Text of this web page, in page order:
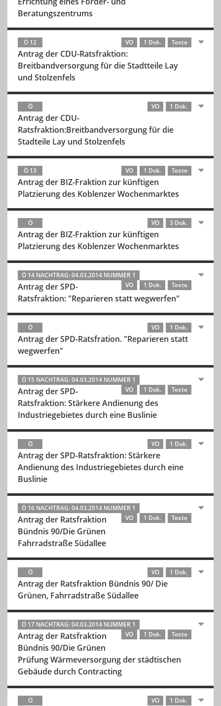
Beratungszentrums
Ö 12 VO 1 Dok. Texte
Antrag der CDU-Ratsfraktion:
Breitbandversorgung für die Stadtteile Lay
und Stolzenfels
Ö VO 1 Dok.
Antrag der CDU-
Ratsfraktion:Breitbandversorgung für die
Stadteile Lay und Stolzenfels
Ö 13 VO 1 Dok. Texte
Antrag der BIZ-Fraktion zur künftigen
Platzierung des Koblenzer Wochenmarktes
Ö VO 3 Dok.
Antrag der BIZ-Fraktion zur künftigen
Platzierung des Koblenzer Wochenmarktes
Ö 14 NACHTRAG: 04.03.2014 NUMMER 1
VO
1 Dok. Texte
Antrag der SPD-
Ratsfraktion: "Reparieren statt wegwerfen"
Ö VO 1 Dok.
Antrag der SPD-Ratsfration. "Reparieren statt
wegwerfen"
Ö 15 NACHTRAG: 04.03.2014 NUMMER 1
VO
1 Dok. Texte
Antrag der SPD-
Ratsfraktion: Stärkere Andienung des
Industriegebietes durch eine Buslinie
Ö VO 1 Dok.
Antrag der SPD-Ratsfraktion: Stärkere
Andienung des Industriegebietes durch eine
Buslinie
Ö 16 NACHTRAG: 04.03.2014 NUMMER 1
VO
1 Dok. Texte
Antrag der Ratsfraktion
Bündnis 90/Die Grünen
Fahrradstraße Südallee
Ö VO 1 Dok.
Antrag der Ratsfraktion Bündnis 90/ Die
Grünen, Fahrradstraße Südallee
Ö 17 NACHTRAG: 04.03.2014 NUMMER 1
VO
1 Dok. Texte
Antrag der Ratsfraktion
Bündnis 90/Die Grünen
Prüfung Wärmeversorgung der städtischen
Gebäude durch Contracting
Ö VO 1 Dok.